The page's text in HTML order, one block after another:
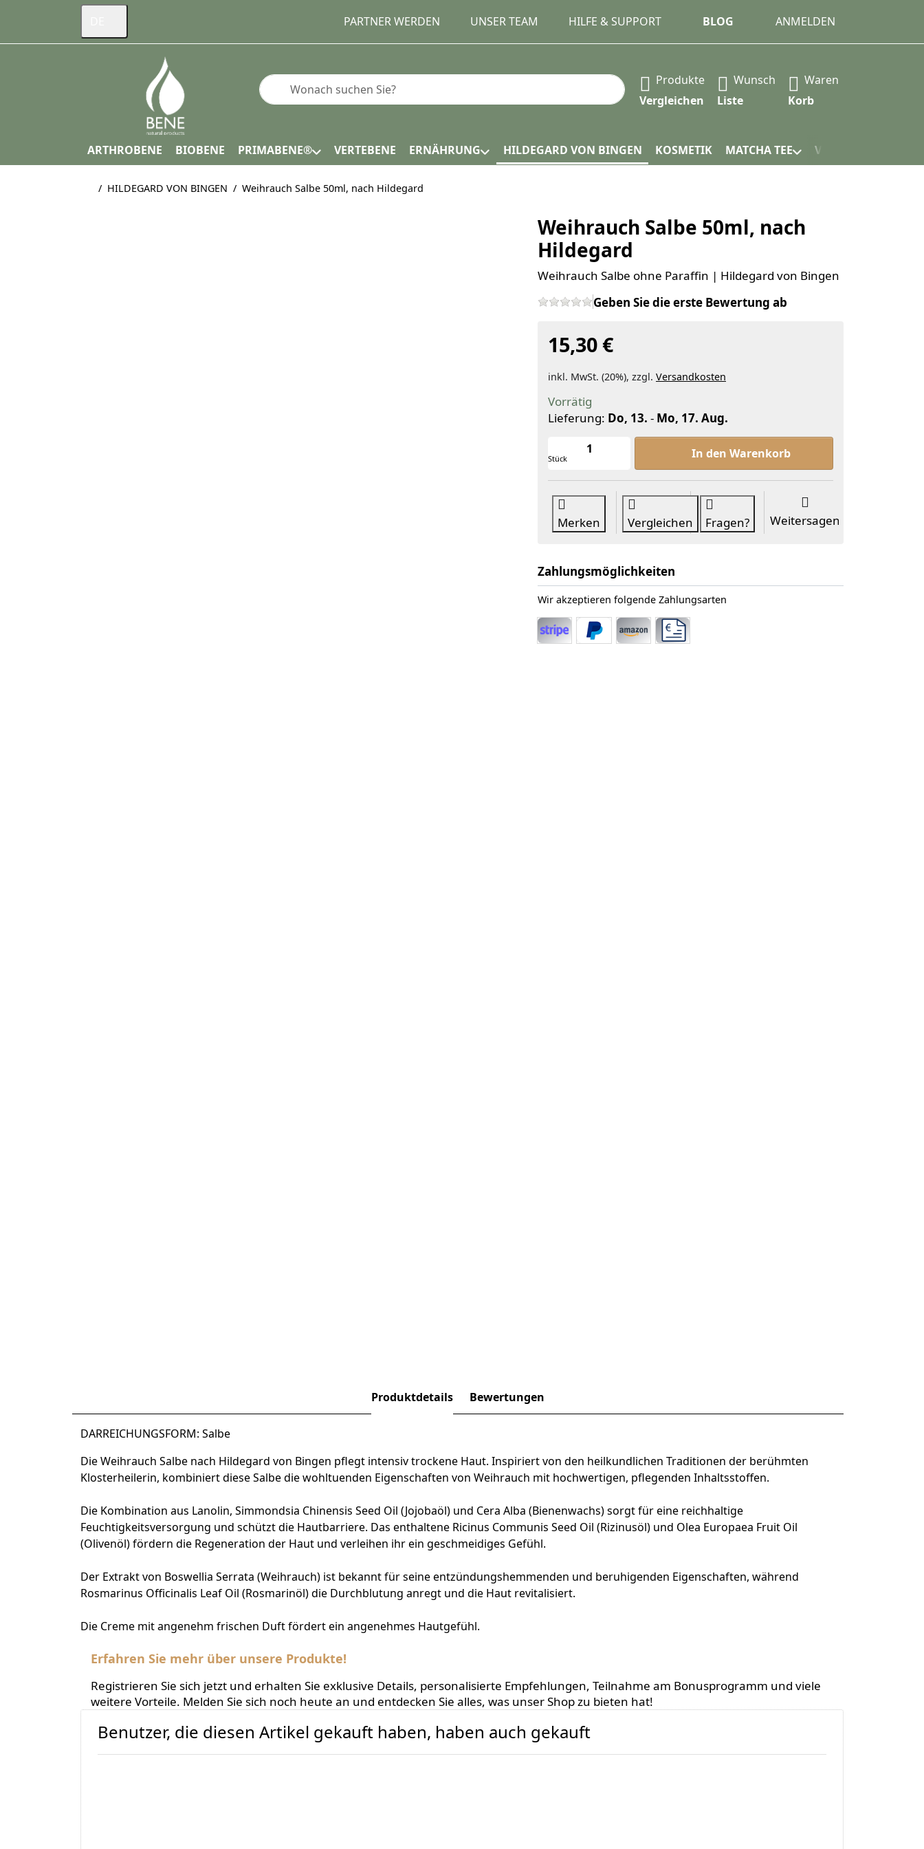
PARTNER WERDEN UNSER TEAM HILFE & SUPPORT BLOG ANMELDEN
Geben Sie einen Suchbegriff ein. Während Sie tippen, erscheinen automatisch erste Ergebnisse. Drücken Sie die
Produkte
Vergleichen
Wunsch
Liste
Waren
Korb
ARTHROBENE BIOBENE PRIMABENE® VERTEBENE ERNÄHRUNG HILDEGARD VON BINGEN KOSMETIK MATCHA TEE VERPACKUNG
Startseite
HILDEGARD VON BINGEN Weihrauch Salbe 50ml, nach Hildegard
Weihrauch Salbe 50ml, nach
Hildegard
Weihrauch Salbe ohne Paraffin | Hildegard von Bingen
Geben Sie die erste Bewertung ab
15,30 €
inkl. MwSt. (20%), zzgl. Versandkosten
Vorrätig
Lieferung: Do, 13. - Mo, 17. Aug.
Stück
Weihrauch Salbe 50ml, nach Hildegard zu 15,30 €,
In den Warenkorb
Merken Vergleichen Fragen? Weitersagen
Zahlungsmöglichkeiten
Wir akzeptieren folgende Zahlungsarten
Produktdetails Bewertungen
DARREICHUNGSFORM: Salbe
Die Weihrauch Salbe nach Hildegard von Bingen pflegt intensiv trockene Haut. Inspiriert von den heilkundlichen Traditionen der berühmten
Klosterheilerin, kombiniert diese Salbe die wohltuenden Eigenschaften von Weihrauch mit hochwertigen, pflegenden Inhaltsstoffen.
Die Kombination aus Lanolin, Simmondsia Chinensis Seed Oil (Jojobaöl) und Cera Alba (Bienenwachs) sorgt für eine reichhaltige
Feuchtigkeitsversorgung und schützt die Hautbarriere. Das enthaltene Ricinus Communis Seed Oil (Rizinusöl) und Olea Europaea Fruit Oil
(Olivenöl) fördern die Regeneration der Haut und verleihen ihr ein geschmeidiges Gefühl.
Der Extrakt von Boswellia Serrata (Weihrauch) ist bekannt für seine entzündungshemmenden und beruhigenden Eigenschaften, während
Rosmarinus Officinalis Leaf Oil (Rosmarinöl) die Durchblutung anregt und die Haut revitalisiert.
Die Creme mit angenehm frischen Duft fördert ein angenehmes Hautgefühl.
Erfahren Sie mehr über unsere Produkte!
Registrieren Sie sich jetzt und erhalten Sie exklusive Details, personalisierte Empfehlungen, Teilnahme am Bonusprogramm und viele
weitere Vorteile. Melden Sie sich noch heute an und entdecken Sie alles, was unser Shop zu bieten hat!
Benutzer, die diesen Artikel gekauft haben, haben auch gekauft